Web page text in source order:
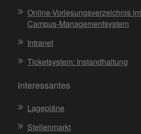
Online-Vorlesungsverzeichnis im
Campus-Managementsystem
Intranet
Ticketsystem: Instandhaltung
Interessantes
Lagepläne
Stellenmarkt